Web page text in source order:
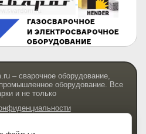
– сварочное оборудование,
оборудование. Все
и не только